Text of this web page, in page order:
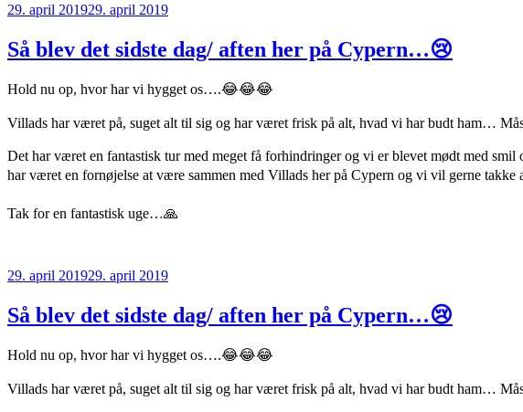
Udgivet
29. april 201929. april 2019
Så blev det sidste dag/ aften her på Cypern…😢
Hold nu op, hvor har vi hygget os….😂😂😂
Villads har været på, suget alt til sig og har været frisk på alt, hvad vi har budt ham…
Det har været en fantastisk tur med meget få forhindringer og vi er blevet mødt med
har været en fornøjelse at være sammen med Villads her på Cypern og vi vil gerne
Tak for en fantastisk uge…🙏
Udgivet
29. april 201929. april 2019
Så blev det sidste dag/ aften her på Cypern…😢
Hold nu op, hvor har vi hygget os….😂😂😂
Villads har været på, suget alt til sig og har været frisk på alt, hvad vi har budt ham…